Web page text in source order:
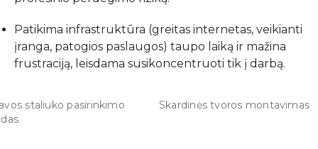
Patikima infrastruktūra (greitas internetas, veikianti
įranga, patogios paslaugos) taupo laiką ir mažina
frustraciją, leisdama susikoncentruoti tik į darbą.
staliuko pasirinkimo
Skardinės tvoros montavimas